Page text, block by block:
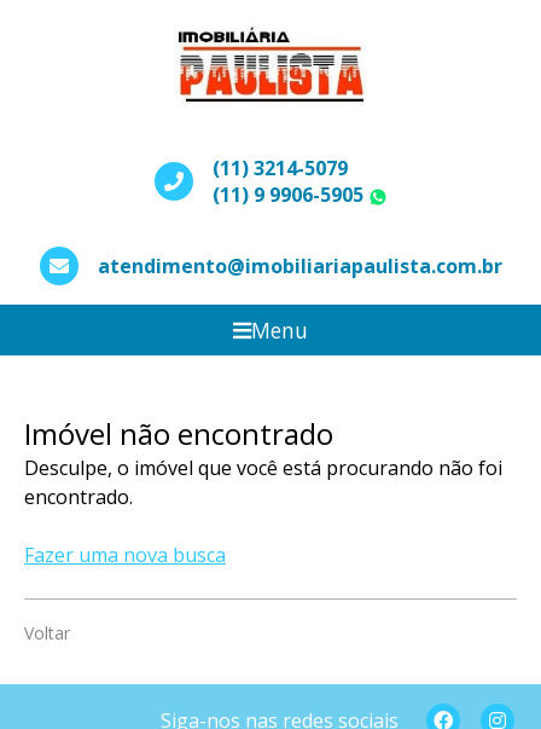
(11) 3214-5079
(11) 9 9906-5905
atendimento@imobiliariapaulista.com.br
Menu
Imóvel não encontrado
Desculpe, o imóvel que você está procurando não foi
encontrado.
Fazer uma nova busca
Voltar
Siga-nos nas redes sociais